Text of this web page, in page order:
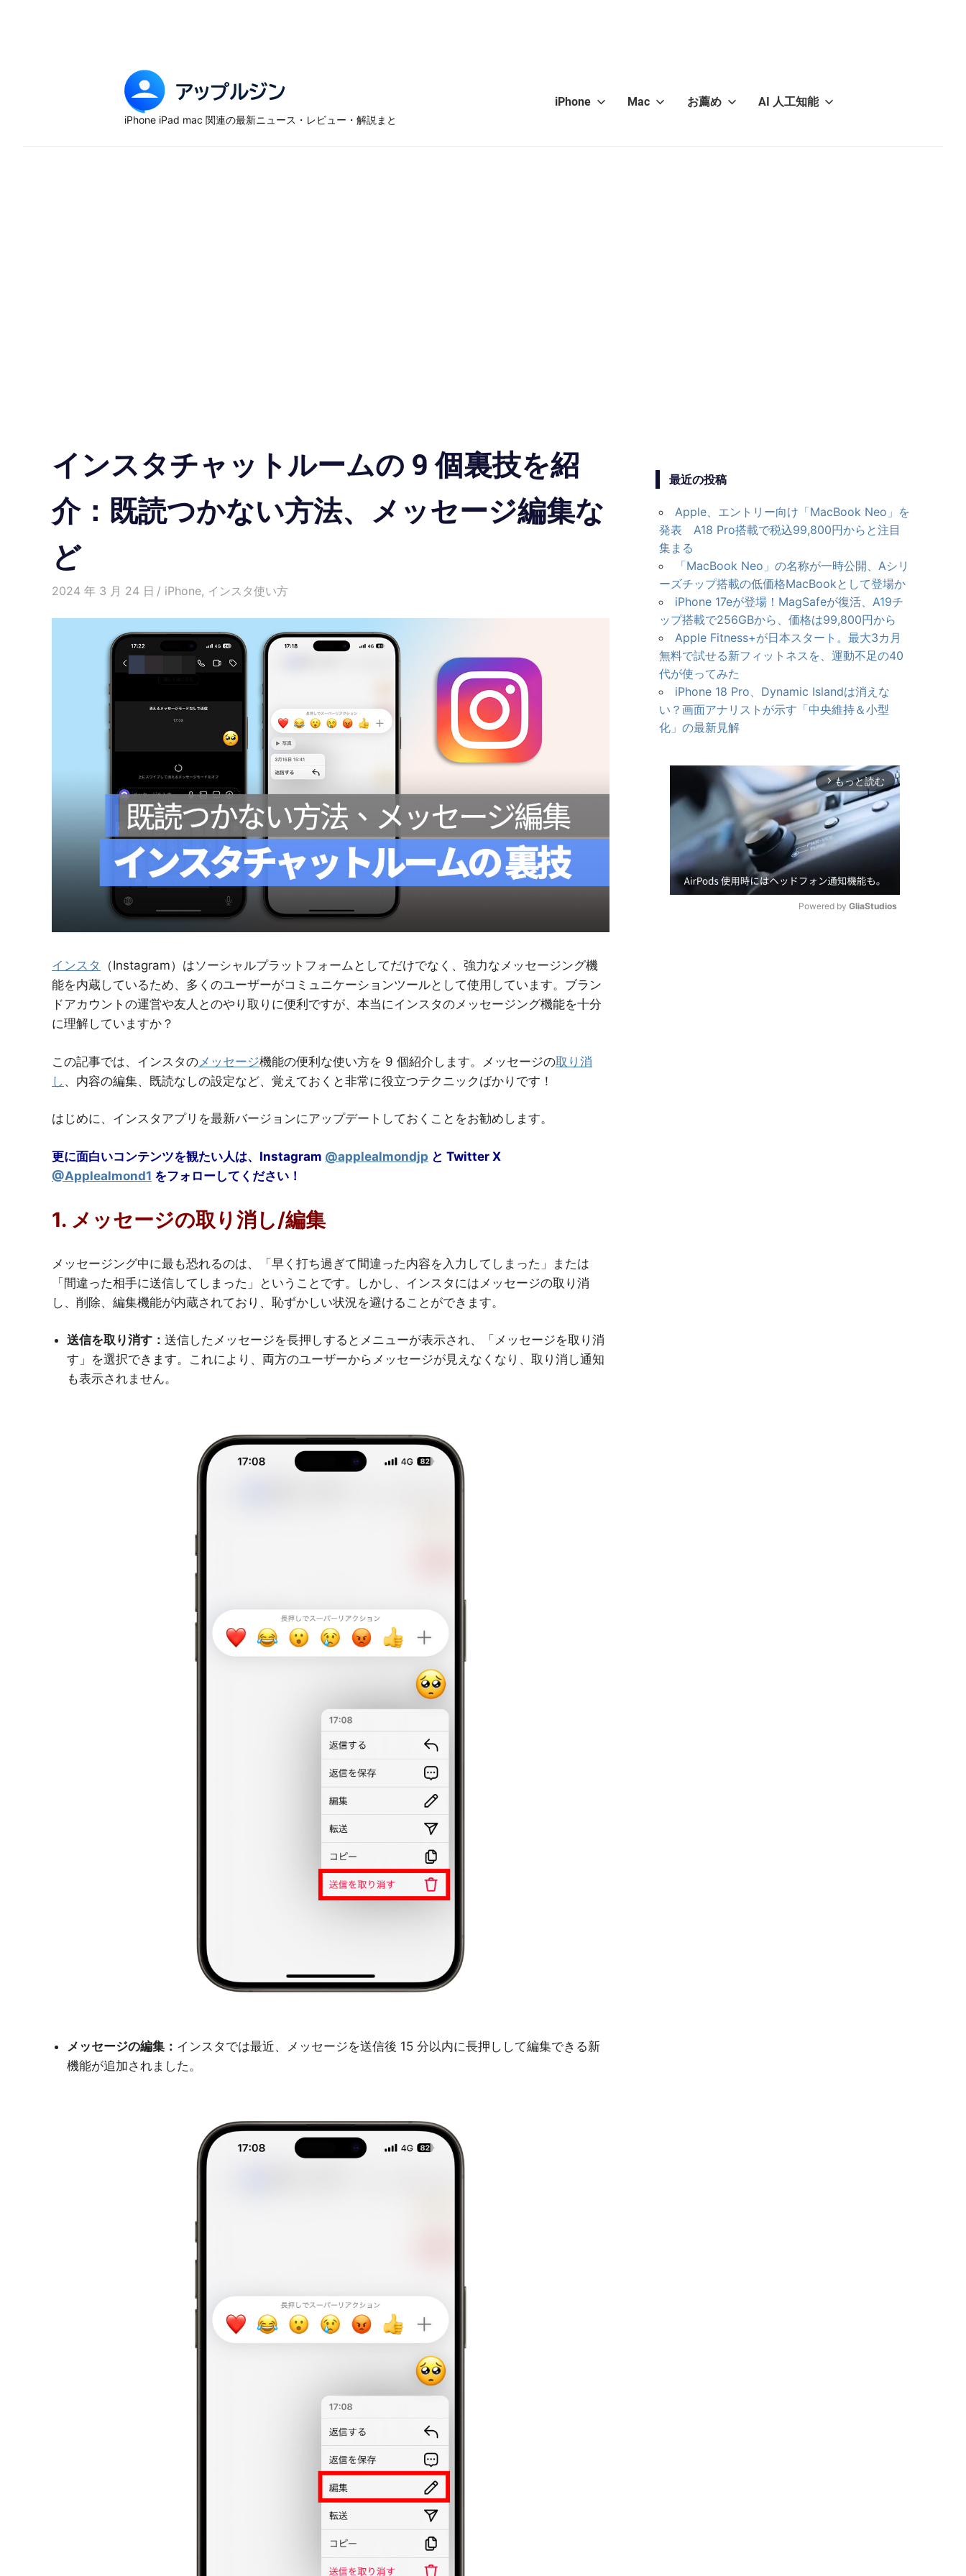
ッ
と
便
利
能
紹
iPhone iPad mac 関連の最新ニュース・レビュー・解説まと
iPhone Mac お薦め AI 人工知能
インスタチャットルームの 9 個裏技を紹
介：既読つかない方法、メッセージ編集な
ど
2024 年 3 月 24 日 愛麗絲
iPhone, インスタ使い方
インスタ
（Instagram）はソーシャルプラットフォームとしてだけでなく、強力なメッセージング機
能を内蔵しているため、多くのユーザーがコミュニケーションツールとして使用しています。ブラン
ドアカウントの運営や友人とのやり取りに便利ですが、本当にインスタのメッセージング機能を十分
に理解していますか？
この記事では、インスタの メッセージ機能の便利な使い方を 9 個紹介します。メッセージの取り消
し 、内容の編集、既読なしの設定など、覚えておくと非常に役立つテクニックばかりです！
はじめに、インスタアプリを最新バージョンにアップデートしておくことをお勧めします。
更に面白いコンテンツを観たい人は、Instagram @applealmondjp と Twitter X
@Applealmond1 をフォローしてください！
1. メッセージの取り消し/編集
メッセージング中に最も恐れるのは、「早く打ち過ぎて間違った内容を入力してしまった」または
「間違った相手に送信してしまった」ということです。しかし、インスタにはメッセージの取り消
し、削除、編集機能が内蔵されており、恥ずかしい状況を避けることができます。
送信を取り消す：送信したメッセージを長押しするとメニューが表示され、「メッセージを取り消
す」を選択できます。これにより、両方のユーザーからメッセージが見えなくなり、取り消し通知
も表示されません。
メッセージの編集： インスタでは最近、メッセージを送信後 15 分以内に長押しして編集できる新
機能が追加されました。
最近の投稿
Apple、エントリー向け「MacBook Neo」を
発表 A18 Pro搭載で税込99,800円からと注目
集まる
「MacBook Neo」の名称が一時公開、Aシリ
ーズチップ搭載の低価格MacBookとして登場か
iPhone 17eが登場！MagSafeが復活、A19チ
ップ搭載で256GBから、価格は99,800円から
Apple Fitness+が日本スタート。最大3カ月
無料で試せる新フィットネスを、運動不足の40
代が使ってみた
iPhone 18 Pro、Dynamic Islandは消えな
い？画面アナリストが示す「中央維持＆小型
化」の最新見解
arrow_forward_ios もっと読む
Powered by GliaStudios